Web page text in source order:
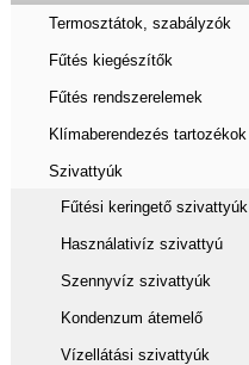
Termosztátok, szabályzók
Fűtés kiegészítők
Fűtés rendszerelemek
Klímaberendezés tartozékok
Szivattyúk
Fűtési keringető szivattyúk
Használativíz szivattyú
Szennyvíz szivattyúk
Kondenzum átemelő
Vízellátási szivattyúk